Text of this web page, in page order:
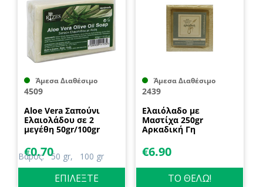
Άμεσα Διαθέσιμο
4509
Aloe Vera Σαπούνι
Ελαιολάδου σε 2
μεγέθη 50gr/100gr
€0.70
Βάρος: 50 gr, 100 gr
ΕΠΙΛΈΞΤΕ
Άμεσα Διαθέσιμο
2439
Eλαιόλαδο με
Μαστίχα 250gr
Αρκαδική Γη
€6.90
ΤΟ ΘΕΛΩ!